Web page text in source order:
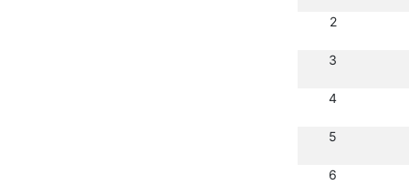
2
3
4
5
6